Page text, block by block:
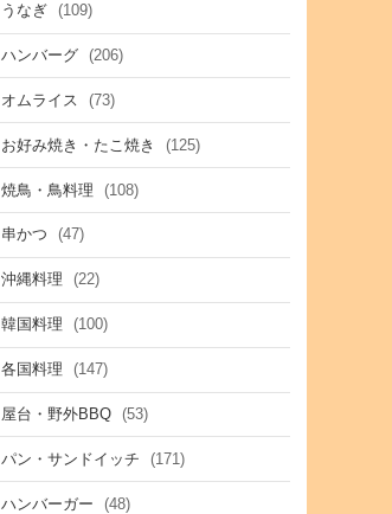
うなぎ (109)
ハンバーグ (206)
オムライス (73)
お好み焼き・たこ焼き (125)
焼鳥・鳥料理 (108)
串かつ (47)
沖縄料理 (22)
韓国料理 (100)
各国料理 (147)
屋台・野外BBQ (53)
パン・サンドイッチ (171)
ハンバーガー (48)